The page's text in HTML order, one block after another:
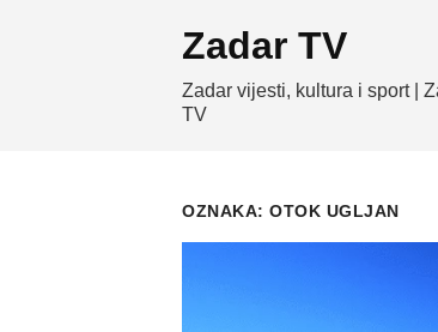
Zadar TV
Zadar vijesti, kultura i sport |
TV
OZNAKA: OTOK UGLJAN